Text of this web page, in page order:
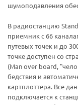
шумоподавления
В радиостанцию
приемник с 66
путевых точек и до
точке доступен со
(Man over board,
бедствия и
картплоттера. Все
подключается к